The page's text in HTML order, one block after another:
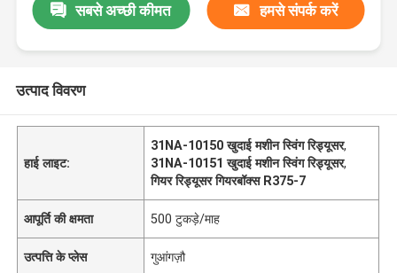
सबसे अच्छी कीमत हमसे संपर्क करें
उत्पाद विवरण
हाई लाइट:
31NA-10150 खुदाई मशीन स्विंग रिड्यूसर,
31NA-10151 खुदाई मशीन स्विंग रिड्यूसर,
गियर रिड्यूसर गियरबॉक्स R375-7
आपूर्ति की क्षमता 500 टुकड़े/माह
उत्पत्ति के प्लेस गुआंगज़ौ